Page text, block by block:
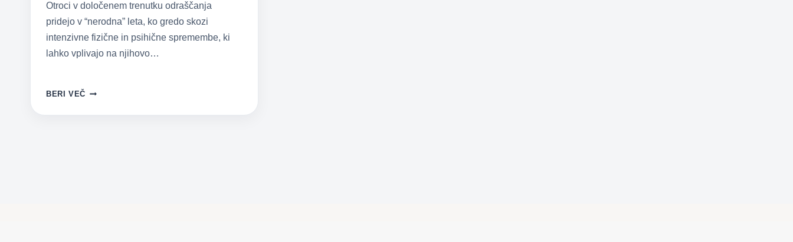
Otroci v določenem trenutku odraščanja
pridejo v “nerodna” leta, ko gredo skozi
intenzivne fizične in psihične spremembe, ki
lahko vplivajo na njihovo…
BERI VEČ KAKO
ZAŠČITITI